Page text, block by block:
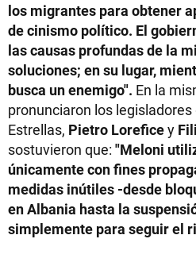
los migrantes para obtener
de cinismo político. El
las causas profundas de la
soluciones; en su lugar,
busca un enemigo". En la
pronunciaron los
Estrellas, Pietro Loreficey
sostuvieron que: "Meloni
únicamente con fines
medidas inútiles -desde
en Albania hasta la
simplemente para seguir el